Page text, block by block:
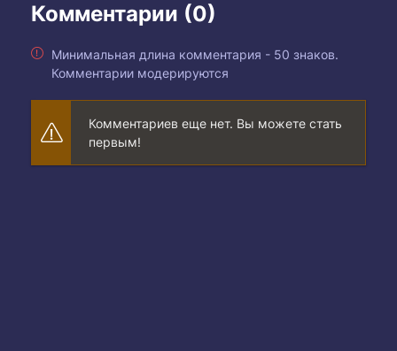
Комментарии (0)
Минимальная длина комментария - 50 знаков.
Комментарии модерируются
Комментариев еще нет. Вы можете стать
первым!